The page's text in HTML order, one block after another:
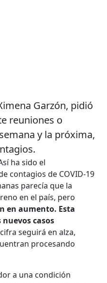
Garzón, pidió
reuniones o
y la próxima,
ha sido el
contagios de COVID-19
parecía que la
en el país, pero
en aumento. Esta
casos
seguirá en alza,
procesando
a una condición